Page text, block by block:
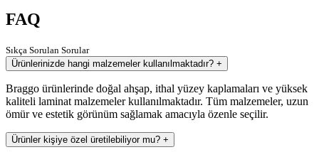
FAQ
Sıkça Sorulan Sorular
Ürünlerinizde hangi malzemeler kullanılmaktadır? +
Braggo ürünlerinde doğal ahşap, ithal yüzey kaplamaları ve yüksek
kaliteli laminat malzemeler kullanılmaktadır. Tüm malzemeler, uzun
ömür ve estetik görünüm sağlamak amacıyla özenle seçilir.
Ürünler kişiye özel üretilebiliyor mu? +